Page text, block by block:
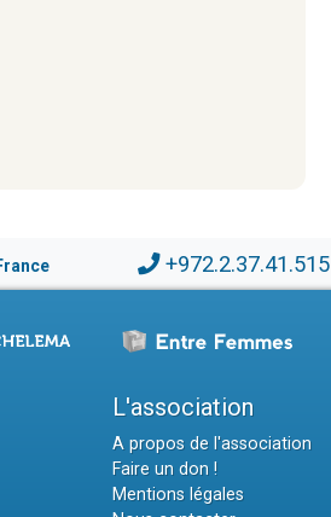
+972.2.37.41.515
L'association
A propos de l'association
Faire un don !
Mentions légales